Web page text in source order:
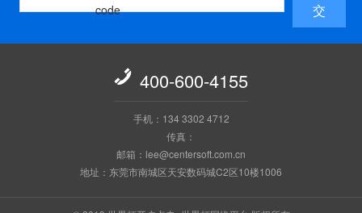
交
 400-600-4155
手机：134 3302 4712
传真：
邮箱：lee@centersoft.com.cn
地址：东莞市南城区天安数码城C2区10楼1006